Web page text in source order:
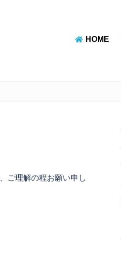
HOME
ご理解の程お願い申し